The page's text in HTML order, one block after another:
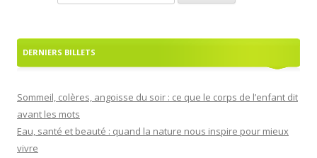
DERNIERS BILLETS
Sommeil, colères, angoisse du soir : ce que le corps de l’enfant dit
avant les mots
Eau, santé et beauté : quand la nature nous inspire pour mieux
vivre